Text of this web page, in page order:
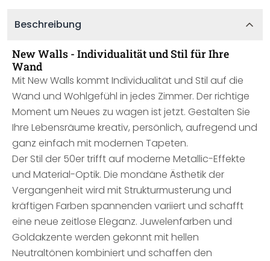
Beschreibung
New Walls - Individualität und Stil für Ihre
Wand
Mit New Walls kommt Individualität und Stil auf die
Wand und Wohlgefühl in jedes Zimmer. Der richtige
Moment um Neues zu wagen ist jetzt. Gestalten Sie
Ihre Lebensräume kreativ, persönlich, aufregend und
ganz einfach mit modernen Tapeten.
Der Stil der 50er trifft auf moderne Metallic-Effekte
und Material-Optik. Die mondäne Ästhetik der
Vergangenheit wird mit Strukturmusterung und
kräftigen Farben spannenden variiert und schafft
eine neue zeitlose Eleganz. Juwelenfarben und
Goldakzente werden gekonnt mit hellen
Neutraltönen kombiniert und schaffen den